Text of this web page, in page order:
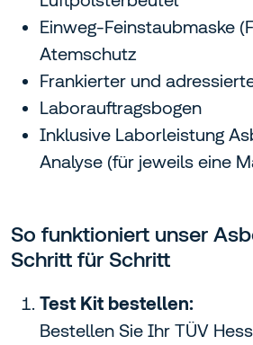
Einweg-Feinstaubmaske
Atemschutz
Frankierter und
Laborauftragsbogen
Inklusive Laborleistung
Analyse (für jeweils eine
So funktioniert unser
Schritt für Schritt
Test Kit bestellen:
Bestellen Sie Ihr TÜV